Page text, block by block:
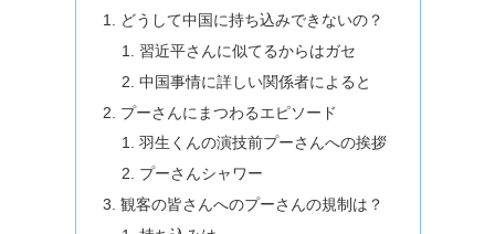
どうして中国に持ち込みできないの？
習近平さんに似てるからはガセ
中国事情に詳しい関係者によると
プーさんにまつわるエピソード
羽生くんの演技前プーさんへの挨拶
プーさんシャワー
観客の皆さんへのプーさんの規制は？